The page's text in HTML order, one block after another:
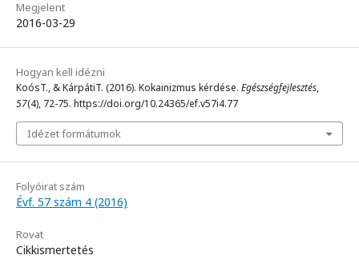
Megjelent
2016-03-29
Hogyan kell idézni
KoósT., & KárpátiT. (2016). Kokainizmus kérdése. Egészségfejlesztés,
57(4), 72-75. https://doi.org/10.24365/ef.v57i4.77
Idézet formátumok
Folyóirat szám
Évf. 57 szám 4 (2016)
Rovat
Cikkismertetés